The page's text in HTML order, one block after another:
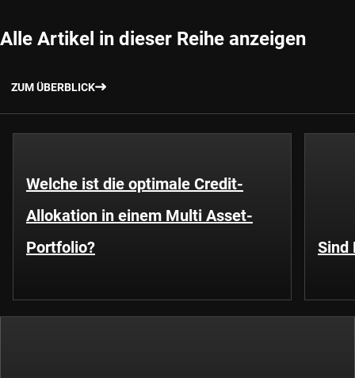
Alle Artikel in dieser Reihe anzeigen
ZUM ÜBERBLICK
Welche ist die optimale Credit-
Allokation in einem Multi Asset-
Portfolio?
Sind